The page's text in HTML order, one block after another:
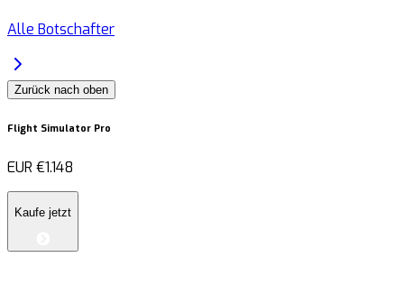
Alle Botschafter
Zurück nach oben
Flight Simulator Pro
EUR €1.148
Kaufe jetzt